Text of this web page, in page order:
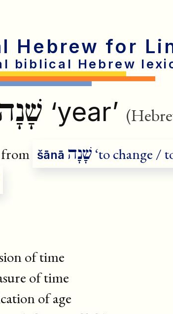
Hebrew for
biblical Hebrew
‘year’
from šānā שָׁנָה ‘to change /
of time
of time
of age